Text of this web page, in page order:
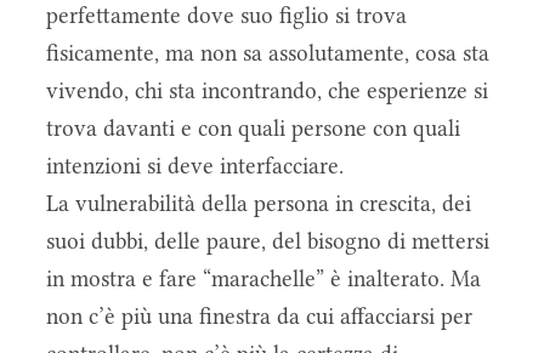
perfettamente dove suo figlio si trova
fisicamente, ma non sa assolutamente, cosa sta
vivendo, chi sta incontrando, che esperienze si
trova davanti e con quali persone con quali
intenzioni si deve interfacciare.
La vulnerabilità della persona in crescita, dei
suoi dubbi, delle paure, del bisogno di mettersi
in mostra e fare “marachelle” è inalterato. Ma
non c’è più una finestra da cui affacciarsi per